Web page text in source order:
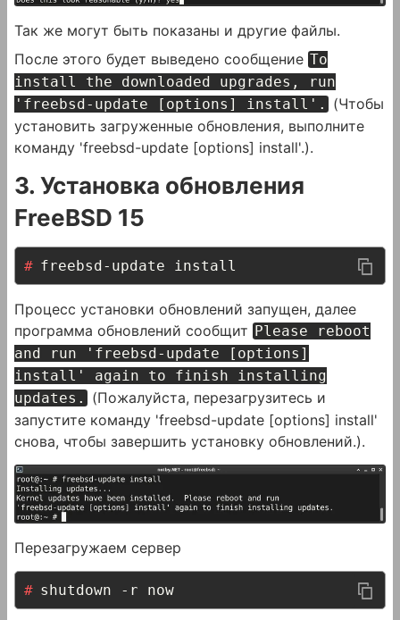
Так же могут быть показаны и другие файлы.
После этого будет выведено сообщение To
install the downloaded upgrades, run
'freebsd-update [options] install'.
(Чтобы
установить загруженные обновления, выполните
команду 'freebsd-update [options] install'.).
3. Установка обновления
FreeBSD 15
freebsd-update install
Процесс установки обновлений запущен, далее
программа обновлений сообщит Please reboot
and run 'freebsd-update [options]
install' again to finish installing
updates.
(Пожалуйста, перезагрузитесь и
запустите команду 'freebsd-update [options] install'
снова, чтобы завершить установку обновлений.).
Перезагружаем сервер
shutdown -r now